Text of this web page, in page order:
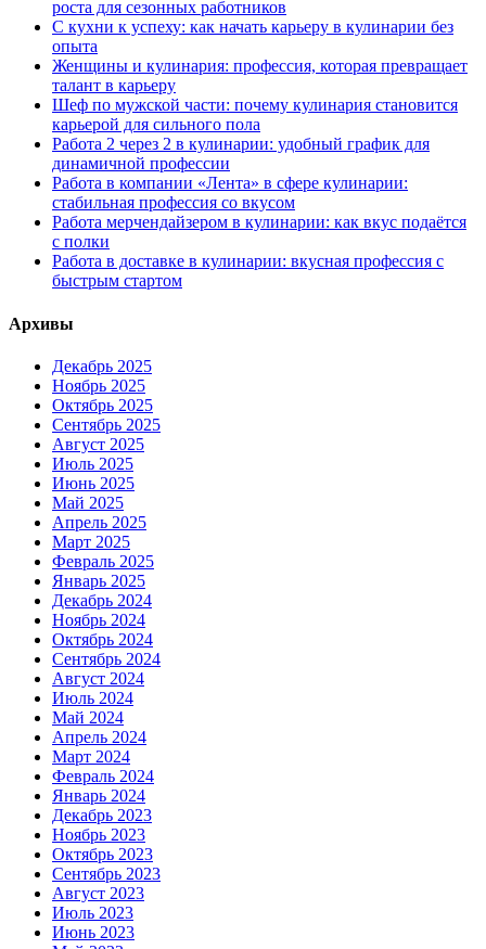
роста для сезонных работников
С кухни к успеху: как начать карьеру в кулинарии без
опыта
Женщины и кулинария: профессия, которая превращает
талант в карьеру
Шеф по мужской части: почему кулинария становится
карьерой для сильного пола
Работа 2 через 2 в кулинарии: удобный график для
динамичной профессии
Работа в компании «Лента» в сфере кулинарии:
стабильная профессия со вкусом
Работа мерчендайзером в кулинарии: как вкус подаётся
с полки
Работа в доставке в кулинарии: вкусная профессия с
быстрым стартом
Архивы
Декабрь 2025
Ноябрь 2025
Октябрь 2025
Сентябрь 2025
Август 2025
Июль 2025
Июнь 2025
Май 2025
Апрель 2025
Март 2025
Февраль 2025
Январь 2025
Декабрь 2024
Ноябрь 2024
Октябрь 2024
Сентябрь 2024
Август 2024
Июль 2024
Май 2024
Апрель 2024
Март 2024
Февраль 2024
Январь 2024
Декабрь 2023
Ноябрь 2023
Октябрь 2023
Сентябрь 2023
Август 2023
Июль 2023
Июнь 2023